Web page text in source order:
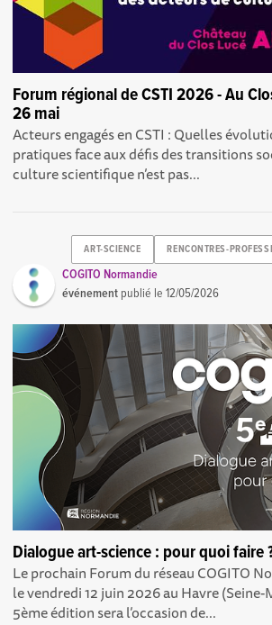
Forum régional de CSTI 2026 - Au
26 mai
Acteurs engagés en CSTI : Quelles
pratiques face aux défis des transitions
culture scientifique n’est pas...
ART-SCIENCE RENCONTRES-
COGITO Normandie
événement publié le12/05/2026
Dialogue art-science : pour quoi faire
Le prochain Forum du réseau COGITO
le vendredi 12 juin 2026 au Havre
5ème édition sera l’occasion de...